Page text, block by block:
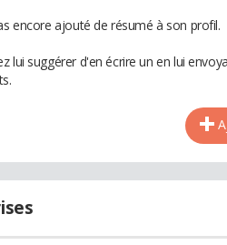
encore ajouté de résumé à son profil.
lui suggérer d'en écrire un en lui